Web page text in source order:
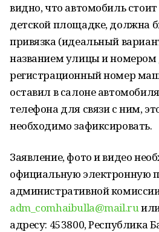
видно, что автомобиль
детской площадке, должна
привязка (идеальный
названием улицы и номером
регистрационный номер
оставил в салоне
телефона для связи с ним,
необходимо зафиксировать.
Заявление, фото и видео
официальную электронную
административной
adm_comhaibulla@mail.ru
адресу: 453800, Республика